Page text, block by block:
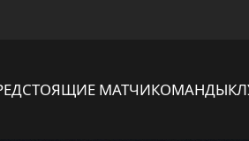
МАТЧИКОМАНДЫ